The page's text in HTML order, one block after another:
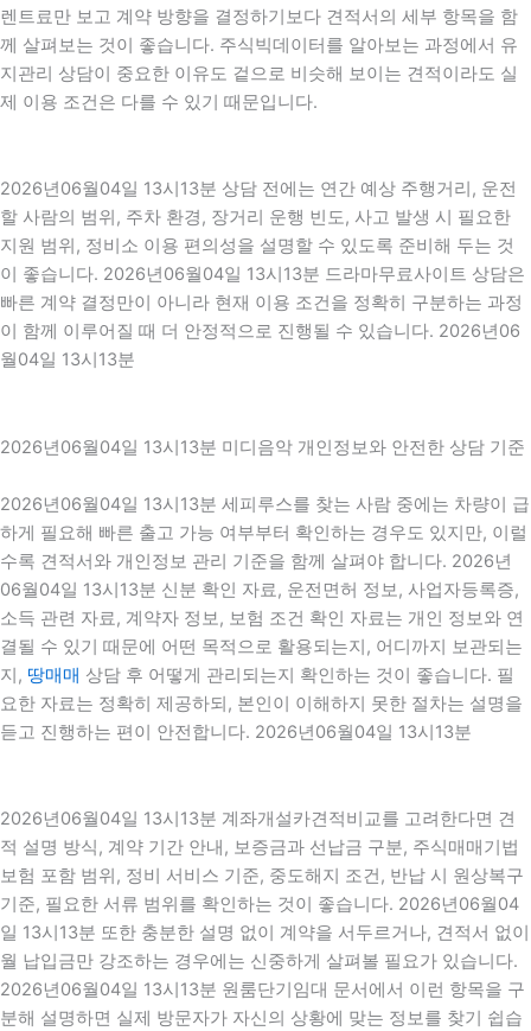
렌트료만 보고 계약 방향을 결정하기보다 견적서의 세부 항목을 함
께 살펴보는 것이 좋습니다. 주식빅데이터를 알아보는 과정에서 유
지관리 상담이 중요한 이유도 겉으로 비슷해 보이는 견적이라도 실
제 이용 조건은 다를 수 있기 때문입니다.
2026년06월04일 13시13분 상담 전에는 연간 예상 주행거리, 운전
할 사람의 범위, 주차 환경, 장거리 운행 빈도, 사고 발생 시 필요한
지원 범위, 정비소 이용 편의성을 설명할 수 있도록 준비해 두는 것
이 좋습니다. 2026년06월04일 13시13분 드라마무료사이트 상담은
빠른 계약 결정만이 아니라 현재 이용 조건을 정확히 구분하는 과정
이 함께 이루어질 때 더 안정적으로 진행될 수 있습니다. 2026년06
월04일 13시13분
2026년06월04일 13시13분 미디음악 개인정보와 안전한 상담 기준
2026년06월04일 13시13분 세피루스를 찾는 사람 중에는 차량이 급
하게 필요해 빠른 출고 가능 여부부터 확인하는 경우도 있지만, 이럴
수록 견적서와 개인정보 관리 기준을 함께 살펴야 합니다. 2026년
06월04일 13시13분 신분 확인 자료, 운전면허 정보, 사업자등록증,
소득 관련 자료, 계약자 정보, 보험 조건 확인 자료는 개인 정보와 연
결될 수 있기 때문에 어떤 목적으로 활용되는지, 어디까지 보관되는
지, 땅매매 상담 후 어떻게 관리되는지 확인하는 것이 좋습니다. 필
요한 자료는 정확히 제공하되, 본인이 이해하지 못한 절차는 설명을
듣고 진행하는 편이 안전합니다. 2026년06월04일 13시13분
2026년06월04일 13시13분 계좌개설카견적비교를 고려한다면 견
적 설명 방식, 계약 기간 안내, 보증금과 선납금 구분, 주식매매기법
보험 포함 범위, 정비 서비스 기준, 중도해지 조건, 반납 시 원상복구
기준, 필요한 서류 범위를 확인하는 것이 좋습니다. 2026년06월04
일 13시13분 또한 충분한 설명 없이 계약을 서두르거나, 견적서 없이
월 납입금만 강조하는 경우에는 신중하게 살펴볼 필요가 있습니다.
2026년06월04일 13시13분 원룸단기임대 문서에서 이런 항목을 구
분해 설명하면 실제 방문자가 자신의 상황에 맞는 정보를 찾기 쉽습